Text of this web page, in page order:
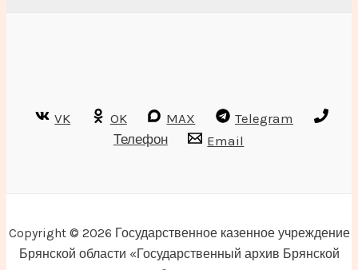
VK OK MAX
Telegram
Телефон
Email
Copyright © 2026 Государственное казенное учреждение
Брянской области «Государственный архив Брянской